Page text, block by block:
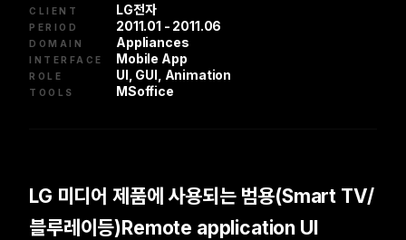
CLIENT LG전자
PERIOD 2011.01 - 2011.06
DOMAIN Appliances
INTERFACE Mobile App
ROLE UI, GUI, Animation
TOOLS MSoffice
LG 미디어 제품에 사용되는 범용(Smart TV/
블루레이등)Remote application UI